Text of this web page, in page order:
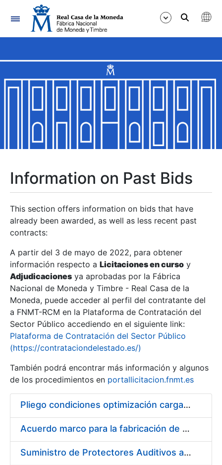
Navigation
Show/Hide
Show/Hide
Show/Hide
Show/Hide
Show/Hide
Show/Hide
Information on Past Bids
This section offers information on bids that have
already been awarded, as well as less recent past
contracts:
A partir del 3 de mayo de 2022, para obtener
información respecto a Licitaciones en curso y
Adjudicaciones ya aprobadas por la Fábrica
Nacional de Moneda y Timbre - Real Casa de la
Moneda, puede acceder al perfil del contratante del
a FNMT-RCM en la Plataforma de Contratación del
Sector Público accediendo en el siguiente link:
Plataforma de Contratación del Sector Público
(https://contrataciondelestado.es/)
También podrá encontrar más información y algunos
de los procedimientos en portallicitacion.fnmt.es
Pliego condiciones optimización cargas compras firmado
Acuerdo marco para la fabricación de piezas
Suministro de Protectores Auditivos a medida para las personas trabajadoras de los Centros de Trabajo de Madrid y Burgos